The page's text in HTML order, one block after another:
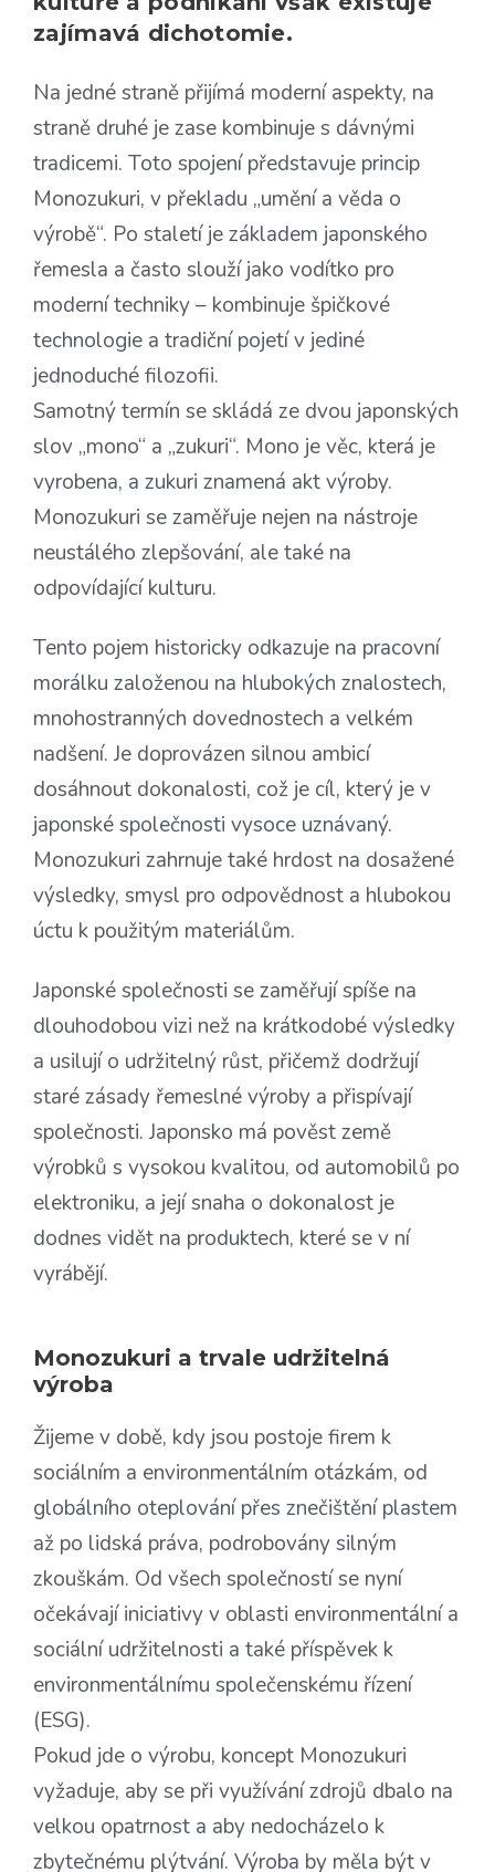
zajímavá dichotomie.
Na jedné straně přijímá moderní aspekty, na
straně druhé je zase kombinuje s dávnými
tradicemi. Toto spojení představuje princip
Monozukuri, v překladu „umění a věda o
výrobě“. Po staletí je základem japonského
řemesla a často slouží jako vodítko pro
moderní techniky – kombinuje špičkové
technologie a tradiční pojetí v jediné
jednoduché filozofii.
Samotný termín se skládá ze dvou japonských
slov „mono“ a „zukuri“. Mono je věc, která je
vyrobena, a zukuri znamená akt výroby.
Monozukuri se zaměřuje nejen na nástroje
neustálého zlepšování, ale také na
odpovídající kulturu.
Tento pojem historicky odkazuje na pracovní
morálku založenou na hlubokých znalostech,
mnohostranných dovednostech a velkém
nadšení. Je doprovázen silnou ambicí
dosáhnout dokonalosti, což je cíl, který je v
japonské společnosti vysoce uznávaný.
Monozukuri zahrnuje také hrdost na dosažené
výsledky, smysl pro odpovědnost a hlubokou
úctu k použitým materiálům.
Japonské společnosti se zaměřují spíše na
dlouhodobou vizi než na krátkodobé výsledky
a usilují o udržitelný růst, přičemž dodržují
staré zásady řemeslné výroby a přispívají
společnosti. Japonsko má pověst země
výrobků s vysokou kvalitou, od automobilů po
elektroniku, a její snaha o dokonalost je
dodnes vidět na produktech, které se v ní
vyrábějí.
Monozukuri a trvale udržitelná
výroba
Žijeme v době, kdy jsou postoje firem k
sociálním a environmentálním otázkám, od
globálního oteplování přes znečištění plastem
až po lidská práva, podrobovány silným
zkouškám. Od všech společností se nyní
očekávají iniciativy v oblasti environmentální a
sociální udržitelnosti a také příspěvek k
environmentálnímu společenskému řízení
(ESG).
Pokud jde o výrobu, koncept Monozukuri
vyžaduje, aby se při využívání zdrojů dbalo na
velkou opatrnost a aby nedocházelo k
zbytečnému plýtvání. Výroba by měla být v